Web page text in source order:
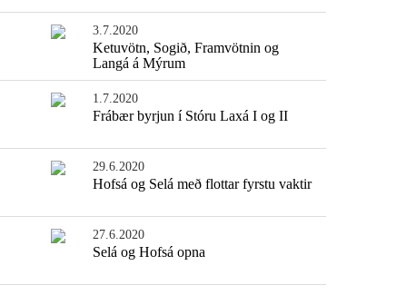
3.7.2020
Ketuvötn, Sogið, Framvötnin og
Langá á Mýrum
1.7.2020
Frábær byrjun í Stóru Laxá I og II
29.6.2020
Hofsá og Selá með flottar fyrstu vaktir
27.6.2020
Selá og Hofsá opna